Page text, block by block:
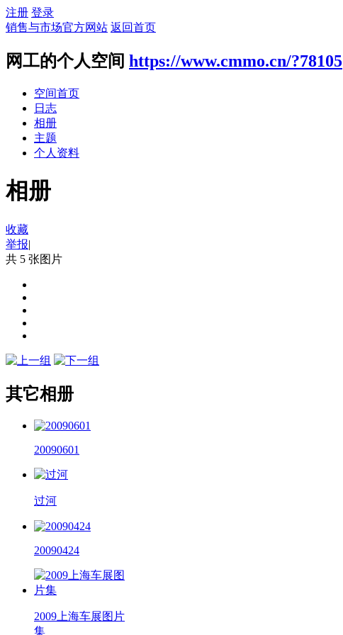
注册 登录
销售与市场官方网站 返回首页
网工的个人空间 https://www.cmmo.cn/?78105
空间首页
日志
相册
主题
个人资料
相册
收藏
举报|
共 5 张图片
其它相册
20090601
过河
20090424
2009上海车展图片
集